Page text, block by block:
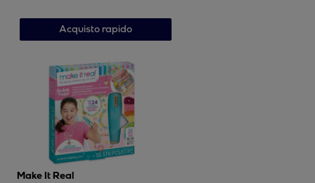
Acquisto rapido
Make It Real